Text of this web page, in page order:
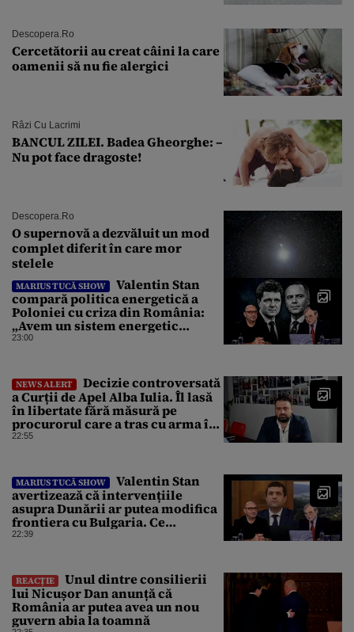
Descopera.ro
Cercetătorii au creat câini la care
oamenii să nu fie alergici
Râzi Cu Lacrimi
BANCUL ZILEI. Badea Gheorghe: –
Nu pot face dragoste!
Descopera.ro
O supernovă a dezvăluit un mod
complet diferit în care mor
stelele
MARIUS TUCĂ SHOW
Valentin Stan
compară politica energetică a
Poloniei cu criza din România:
„Avem un sistem energetic
confecționat într-o piață mafiotă”
23:00
NEWS ALERT
Decizie controversată
a Curții de Apel Alba Iulia. Îl lasă
în libertate fără măsură pe
procurorul care a tras cu arma în
fuga sa de poliție
22:55
MARIUS TUCĂ SHOW
Valentin Stan
avertizează că intervențiile
asupra Dunării ar putea modifica
frontiera cu Bulgaria. Ce
argumente aduce profesorul?
22:39
REACȚIE
Unul dintre consilierii
lui Nicușor Dan anunță că
România ar putea avea un nou
guvern abia la toamnă